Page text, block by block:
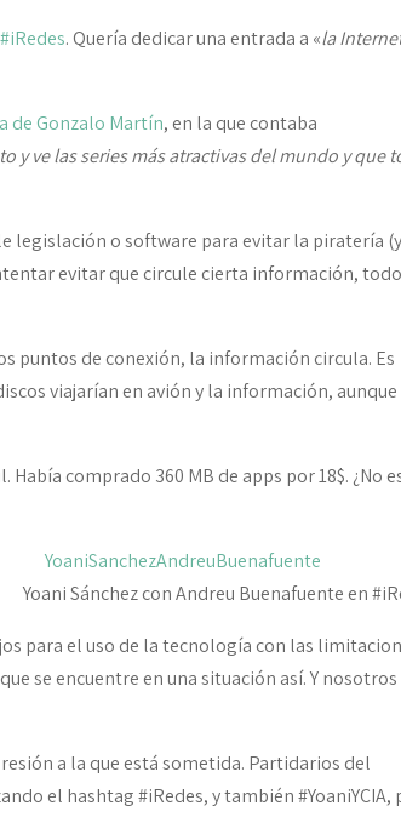
#iRedes. Quería dedicar una entrada a «la
de Gonzalo Martín, en la que contaba
y ve las series más atractivas del mundo y que
legislación o software para evitar la piratería
evitar que circule cierta información,
puntos de conexión, la información circula. Es
viajarían en avión y la información,
comprado 360 MB de apps por 18$. ¿No
Yoani Sánchez con Andreu Buenafuente en
para el uso de la tecnología con las
se encuentre en una situación así. Y nosotros
a la que está sometida. Partidarios del
el hashtag #iRedes, y también #YoaniYCIA,